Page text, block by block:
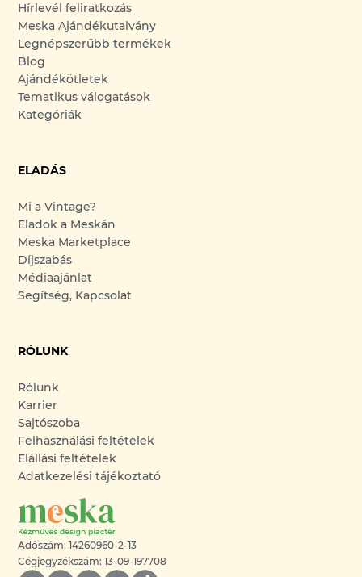
Hírlevél feliratkozás
Meska Ajándékutalvány
Legnépszerűbb termékek
Blog
Ajándékötletek
Tematikus válogatások
Kategóriák
ELADÁS
Mi a Vintage?
Eladok a Meskán
Meska Marketplace
Díjszabás
Médiaajánlat
Segítség, Kapcsolat
RÓLUNK
Rólunk
Karrier
Sajtószoba
Felhasználási feltételek
Elállási feltételek
Adatkezelési tájékoztató
Adószám: 14260960-2-13
Cégjegyzékszám: 13-09-197708